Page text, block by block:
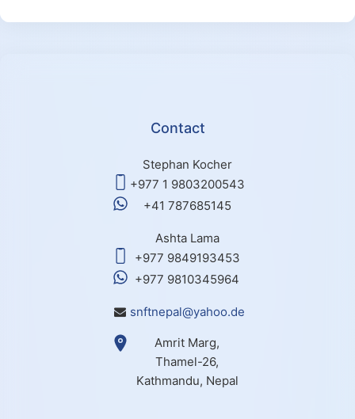
Contact
Stephan Kocher
+977 1 9803200543
+41 787685145
Ashta Lama
+977 9849193453
+977 9810345964
snftnepal@yahoo.de
Amrit Marg,
Thamel-26,
Kathmandu, Nepal